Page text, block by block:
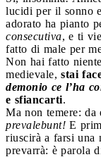
lucidi per il sonno
adorato ha pianto
consecutiva, e ti
fatto di male per
Non hai fatto
medievale, stai
demonio ce l’ha
e sfiancarti.
Ma non temere: da
prevalebunt! E
riuscirà a farsi una
prevarrà: è parola